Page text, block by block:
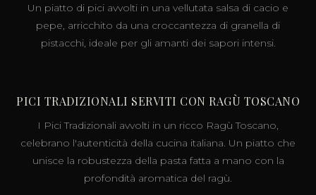
Un piatto di pici avvolti in una vellutata salsa di cacio e
pepe, arricchito da una croccantezza di granella di
pistacchi, ideale per gli amanti dei sapori intensi.
PICI TRADIZIONALI SERVITI CON RAGÙ TOSCANO
I Pici Tradizionali avvolti in un ricco Ragù Toscano,
celebrano l'autenticità della cucina italiana. Un piatto che
unisce la robustezza della pasta fatta a mano con la
profondità aromatica del ragù.